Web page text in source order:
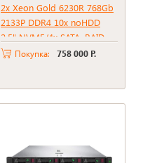
2x Xeon Gold 6230R 768Gb
2133P DDR4 10x noHDD
2.5" NVME/4x SATA, RAID
C621, PSU 1000W
Покупка: 758 000 Р.